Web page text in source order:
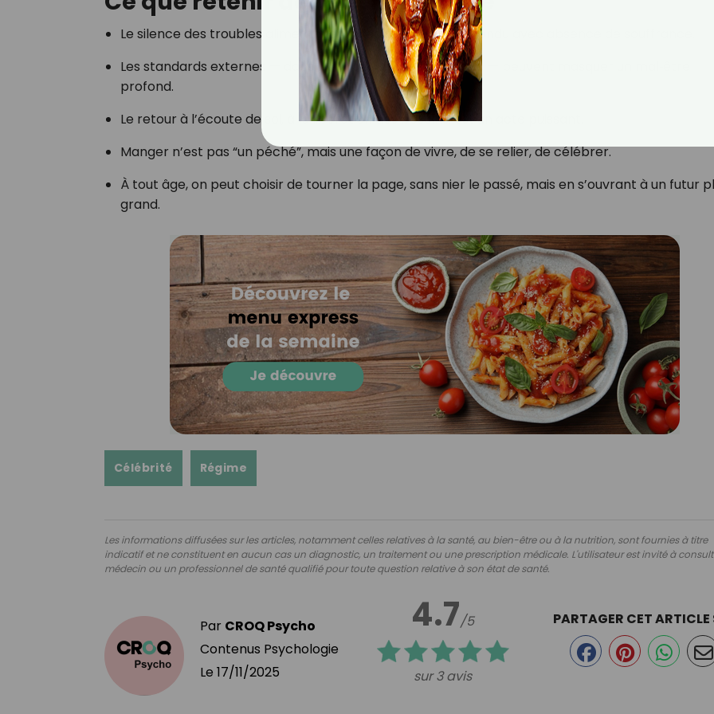
Le silence des troubles alimentaires ne doit pas être confondu avec absence de souffrance.
Les standards externes — dans la mode, la musique, la télé — peuvent masquer un mal‑être
profond.
Le retour à l’écoute de soi, à la libération des besoins, est un acte puissant.
Manger n’est pas “un péché”, mais une façon de vivre, de se relier, de célébrer.
À tout âge, on peut choisir de tourner la page, sans nier le passé, mais en s’ouvrant à un futur
grand.
Célébrité Régime
Les informations diffusées sur les articles, notamment celles relatives à la santé, au bien-être ou à la nutrition, sont fournies à titre
indicatif et ne constituent en aucun cas un diagnostic, un traitement ou une prescription médicale. L'utilisateur est invité à
médecin ou un professionnel de santé qualifié pour toute question relative à son état de santé.
Par CROQ Psycho
Contenus Psychologie
Le 17/11/2025
4.7/5
sur 3 avis
PARTAGER CET ARTICLE